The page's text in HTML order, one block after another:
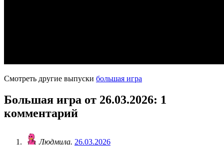
Смотреть другие выпуски большая игра
Большая игра от 26.03.2026: 1
комментарий
Людмила. 26.03.2026